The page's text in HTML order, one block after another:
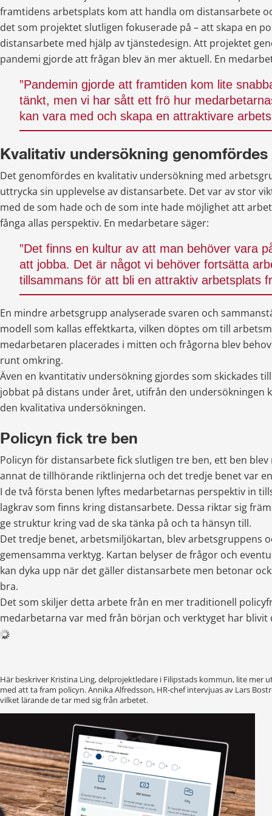
framtidens arbetsplats kom att handla om distansarbete
det som projektet slutligen fokuserade på – att skapa en
distansarbete med hjälp av tjänstedesign. Att projektet
pandemi gjorde att frågan blev än mer aktuell. En
”Pandemin gjorde att framtiden kom lite
tänkt, men vi har sått ett frö hur
kan vara med och skapa en attraktivare
Kvalitativ undersökning genomfördes
Det genomfördes en kvalitativ undersökning med
uttrycka sin upplevelse av distansarbete. Det var av stor
med de som hade och de som inte hade möjlighet att
fånga allas perspektiv. En medarbetare säger:
”Det finns en kultur av att man behöver vara
att jobba. Det är något vi behöver fortsätta
tillsammans för att bli en attraktiv arbetsplats
En mindre arbetsgrupp analyserade svaren och
modell som kallas effektkarta, vilken döptes om till
medarbetaren placerades i mitten och frågorna blev
runt omkring.
Även en kvantitativ undersökning gjordes som skickades
jobbat på distans under året, utifrån den undersökningen
den kvalitativa undersökningen.
Policyn fick tre ben
Policyn för distansarbete fick slutligen tre ben, ett ben
annat de tillhörande riktlinjerna och det tredje benet var
I de två första benen lyftes medarbetarnas perspektiv in
lagkrav som finns kring distansarbete. Dessa riktar sig
ge struktur kring vad de ska tänka på och ta hänsyn till.
Det tredje benet, arbetsmiljökartan, blev arbetsgruppens
gemensamma verktyg. Kartan belyser de frågor och
kan dyka upp när det gäller distansarbete men betonar
bra.
Det som skiljer detta arbete från en mer traditionell
medarbetarna var med från början och verktyget har blivit
Här beskriver Kristina Ling, delprojektledare i Filipstads kommun, lite mer
med att ta fram policyn. Annika Alfredsson, HR-chef intervjuas av Lars
vilket lärande de tar med sig från arbetet.